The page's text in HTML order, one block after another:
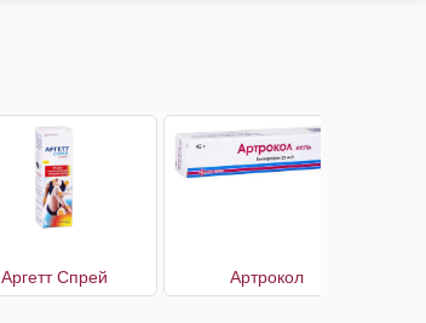
Аргетт Спрей Артрокол